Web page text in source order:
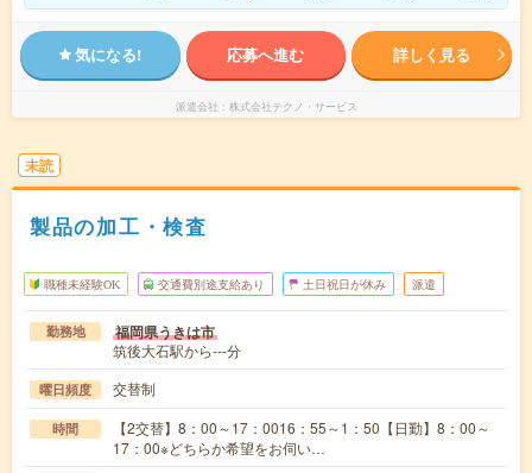
気になる! 応募へ進む 詳しく見る
派遣会社 株式会社テクノ・サービス
未読
製品の加工・検査
職種未経験OK 交通費別途支給あり 土日祝日が休み 派遣
勤務地 福岡県うきは市
筑後大石駅から---分
曜日頻度 交替制
時間
【2交替】8：00～17：0016：55～1：50【日勤】8：00～
17：00※どちらか希望をお伺い…